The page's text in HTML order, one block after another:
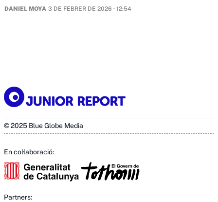
DANIEL MOYA 3 DE FEBRER DE 2026 · 12:54
© 2025 Blue Globe Media
En col·laboració:
Partners: